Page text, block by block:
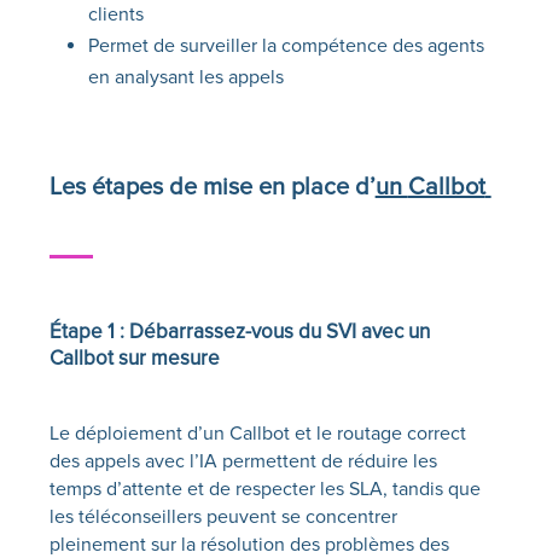
clients
Permet de surveiller la compétence des agents
en analysant les appels
Les étapes de mise en place d’un Callbot
Étape 1 : Débarrassez-vous du SVI avec un
Callbotsur mesure
Le déploiement d’un Callbotet le routage correct
des appels avec l’IA permettent de réduire les
temps d’attente et de respecter les SLA, tandis que
les téléconseillers peuvent se concentrer
pleinement sur la résolution des problèmes des